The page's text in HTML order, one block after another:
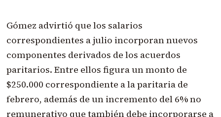
Gómez advirtió que los salarios
correspondientes a julio incorporan nuevos
componentes derivados de los acuerdos
paritarios. Entre ellos figura un monto de
$250.000 correspondiente a la paritaria de
febrero, además de un incremento del 6% no
remunerativo que también debe incorporarse a